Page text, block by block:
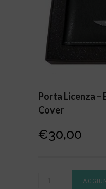
Porta Licenza –
Cover
€30,00